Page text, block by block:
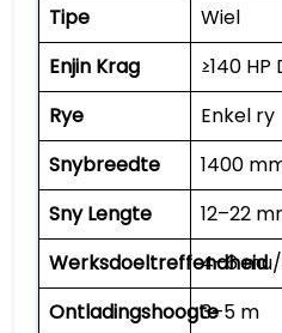
Tipe
Wiel
Enjin Krag
≥140 HP
Rye
Enkel ry
Snybreedte
1400
Sny Lengte
12–22
Werksdoeltreffendheid
4–6
Ontladingshoogte3–5 m